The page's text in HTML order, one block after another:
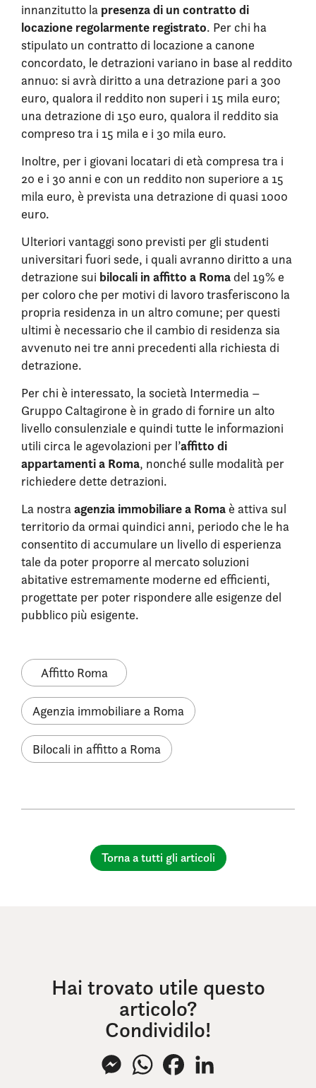
innanzitutto la presenza di un contratto di
locazione regolarmente registrato. Per chi ha
stipulato un contratto di locazione a canone
concordato, le detrazioni variano in base al reddito
annuo: si avrà diritto a una detrazione pari a 300
euro, qualora il reddito non superi i 15 mila euro;
una detrazione di 150 euro, qualora il reddito sia
compreso tra i 15 mila e i 30 mila euro.
Inoltre, per i giovani locatari di età compresa tra i
20 e i 30 anni e con un reddito non superiore a 15
mila euro, è prevista una detrazione di quasi 1000
euro.
Ulteriori vantaggi sono previsti per gli studenti
universitari fuori sede, i quali avranno diritto a una
detrazione sui bilocali in affitto a Roma del 19% e
per coloro che per motivi di lavoro trasferiscono la
propria residenza in un altro comune; per questi
ultimi è necessario che il cambio di residenza sia
avvenuto nei tre anni precedenti alla richiesta di
detrazione.
Per chi è interessato, la società Intermedia –
Gruppo Caltagirone è in grado di fornire un alto
livello consulenziale e quindi tutte le informazioni
utili circa le agevolazioni per l’affitto di
appartamenti a Roma, nonché sulle modalità per
richiedere dette detrazioni.
La nostraagenzia immobiliare a Roma è attiva sul
territorio da ormai quindici anni, periodo che le ha
consentito di accumulare un livello di esperienza
tale da poter proporre al mercato soluzioni
abitative estremamente moderne ed efficienti,
progettate per poter rispondere alle esigenze del
pubblico più esigente.
Affitto Roma
Agenzia immobiliare a Roma
Bilocali in affitto a Roma
Torna a tutti gli articoli
Hai trovato utile questo
articolo?
Condividilo!
MessengerWhatsAppFacebook